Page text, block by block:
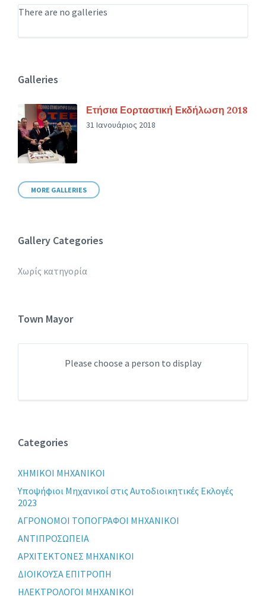
There are no galleries
Galleries
Ετήσια Εορταστική Εκδήλωση 2018
31 Ιανουάριος 2018
MORE GALLERIES
Gallery Categories
Χωρίς κατηγορία
Town Mayor
Please choose a person to display
Categories
XHMIKOI MHXANIKOI
Yποψήφιοι Μηχανικοί στις Αυτοδιοικητικές Εκλογές
2023
ΑΓΡΟΝΟΜΟΙ ΤΟΠΟΓΡΑΦΟΙ ΜΗΧΑΝΙΚΟΙ
ΑΝΤΙΠΡΟΣΩΠΕΙΑ
ΑΡΧΙΤΕΚΤΟΝΕΣ ΜΗΧΑΝΙΚΟΙ
ΔΙΟΙΚΟΥΣΑ ΕΠΙΤΡΟΠΗ
ΗΛΕΚΤΡΟΛΟΓΟΙ ΜΗΧΑΝΙΚΟΙ